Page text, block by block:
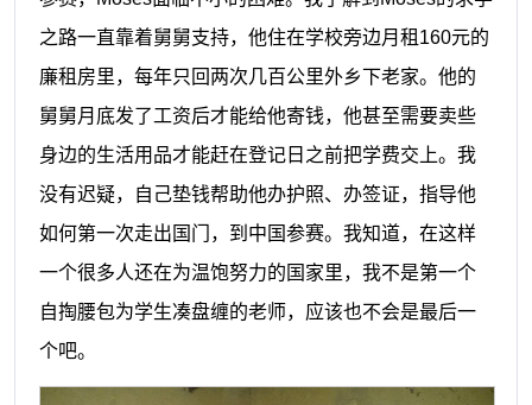
之路一直靠着舅舅支持，他住在学校旁边月租 160元的
廉租房里，每年只回两次几百公里外乡下老家。他的
舅舅月底发了工资后才能给他寄钱，他甚至需要卖些
身边的生活用品才能赶在登记日之前把学费交上。 我
没有迟疑，自己垫钱帮助他办护照、 办签证，指导他
如何第一次走出国门，到中国参赛。我知道， 在这样
一个很多人还在为温饱努力的国家里，我不是第一个
自掏腰包为学生凑盘缠的老师，应该也不会是最后一
个吧。